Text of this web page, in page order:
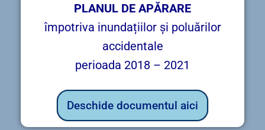
PLANUL DE APĂRARE
împotriva inundațiilor și poluărilor
accidentale
perioada 2018 – 2021
Deschide documentul aici